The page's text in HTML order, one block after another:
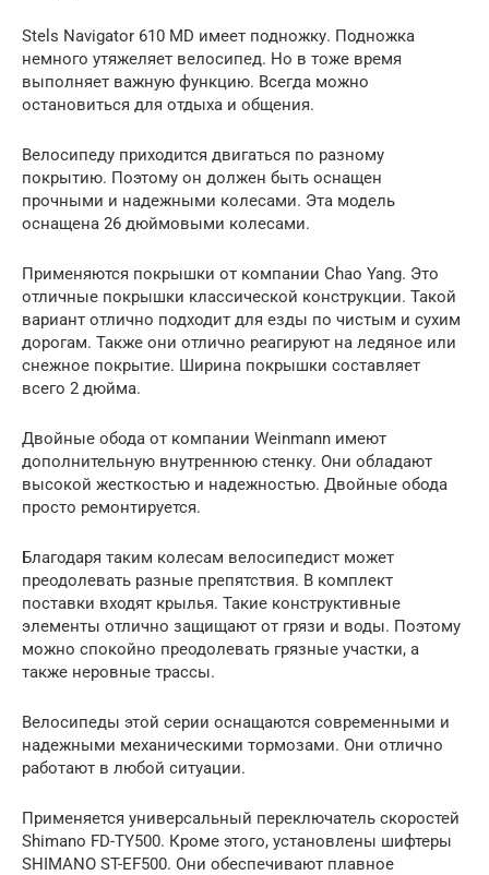
Stels Navigator 610 MD имеет подножку. Подножка
немного утяжеляет велосипед. Но в тоже время
выполняет важную функцию. Всегда можно
остановиться для отдыха и общения.
Велосипеду приходится двигаться по разному
покрытию. Поэтому он должен быть оснащен
прочными и надежными колесами. Эта модель
оснащена 26 дюймовыми колесами.
Применяются покрышки от компании Chao Yang. Это
отличные покрышки классической конструкции. Такой
вариант отлично подходит для езды по чистым и сухим
дорогам. Также они отлично реагируют на ледяное или
снежное покрытие. Ширина покрышки составляет
всего 2 дюйма.
Двойные обода от компании Weinmann имеют
дополнительную внутреннюю стенку. Они обладают
высокой жесткостью и надежностью. Двойные обода
просто ремонтируется.
Благодаря таким колесам велосипедист может
преодолевать разные препятствия. В комплект
поставки входят крылья. Такие конструктивные
элементы отлично защищают от грязи и воды. Поэтому
можно спокойно преодолевать грязные участки, а
также неровные трассы.
Велосипеды этой серии оснащаются современными и
надежными механическими тормозами. Они отлично
работают в любой ситуации.
Применяется универсальный переключатель скоростей
Shimano FD-TY500. Кроме этого, установлены шифтеры
SHIMANO ST-EF500. Они обеспечивают плавное